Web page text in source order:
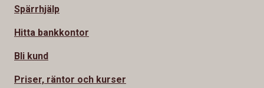
Spärrhjälp
Hitta bankkontor
Bli kund
Priser, räntor och kurser